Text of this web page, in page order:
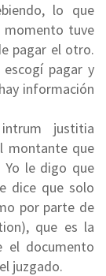
lo que
momento tuve
pagar el otro.
pagar y
información
justitia
montante que
Yo le digo que
dice que solo
por parte de
que es la
el documento
juzgado.